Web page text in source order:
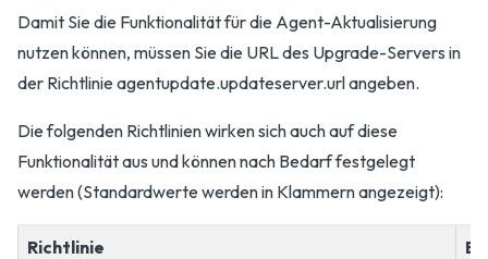
Damit Sie die Funktionalität für die Agent-Aktualisierung
nutzen können, müssen Sie die URL des Upgrade-Servers in
der Richtlinie agentupdate.updateserver.url angeben.
Die folgenden Richtlinien wirken sich auch auf diese
Funktionalität aus und können nach Bedarf festgelegt
werden (Standardwerte werden in Klammern angezeigt):
Richtlinie